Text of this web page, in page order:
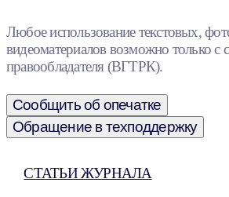
Любое использование текстовых,
видеоматериалов возможно только с
правообладателя (ВГТРК).
Сообщить об опечатке
Обращение в техподдержку
СТАТЬИ ЖУРНАЛА